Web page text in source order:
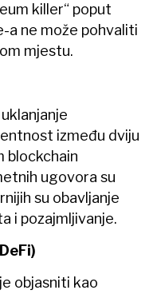
killer“ poput
a ne može pohvaliti
mjestu.
između dviju
blockchain
ugovora su
su obavljanje
i pozajmljivanje.
objasniti kao